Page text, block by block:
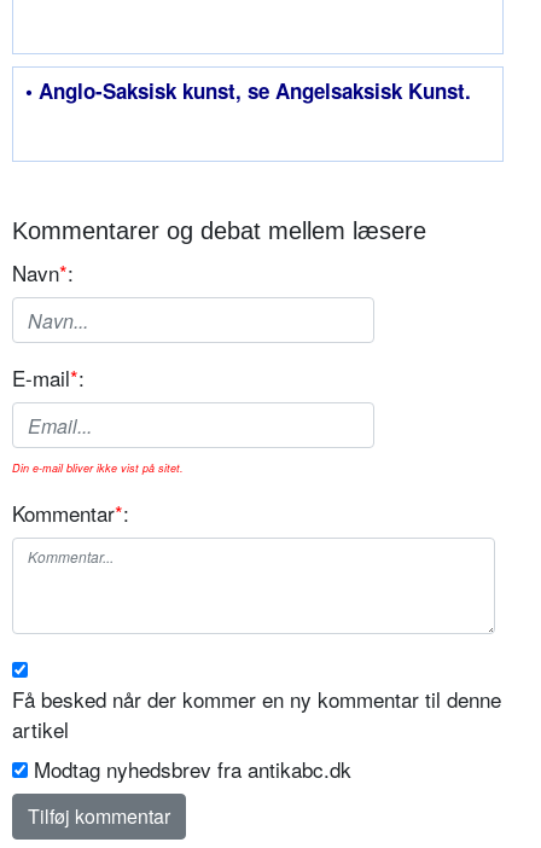
• Anglo-Saksisk kunst, se Angelsaksisk Kunst.
Kommentarer og debat mellem læsere
Navn*:
E-mail*:
Din e-mail bliver ikke vist på sitet.
Kommentar*:
Få besked når der kommer en ny kommentar til denne
artikel
Modtag nyhedsbrev fra antikabc.dk